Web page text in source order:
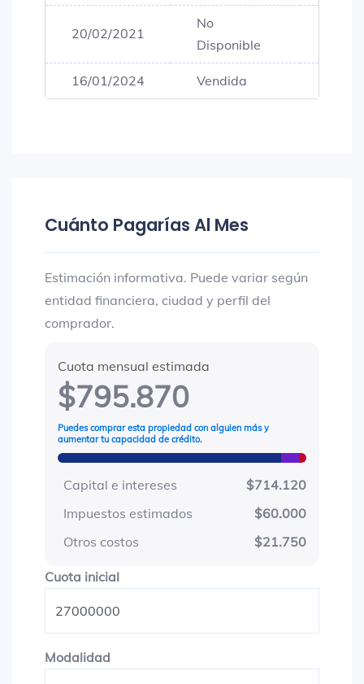
20/02/2021
No
Disponible
16/01/2024 Vendida
Cuánto Pagarías Al Mes
Estimación informativa. Puede variar según
entidad financiera, ciudad y perfil del
comprador.
Cuota mensual estimada
$795.870
Puedes comprar esta propiedad con alguien más y
aumentar tu capacidad de crédito.
Capital e intereses
$714.120
Impuestos estimados
$60.000
Otros costos
$21.750
Cuota inicialCuota inicial
Modalidad